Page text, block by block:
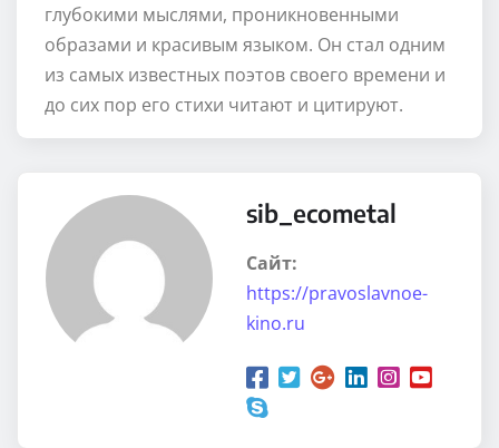
глубокими мыслями, проникновенными
образами и красивым языком. Он стал одним
из самых известных поэтов своего времени и
до сих пор его стихи читают и цитируют.
sib_ecometal
Сайт:
https://pravoslavnoe-
kino.ru